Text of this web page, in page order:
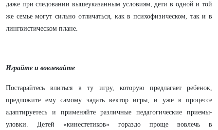
даже при следовании вышеуказанным условиям, дети в одной и той
же семье могут сильно отличаться, как в психофизическом, так и в
лингвистическом плане.
Играйте и вовлекайте
Постарайтесь влиться в ту игру, которую предлагает ребенок,
предложите ему самому задать вектор игры, и уже в процессе
адаптируетесь и применяйте различные педагогические приемы-
уловки. Детей «кинестетиков» гораздо проще вовлечь в